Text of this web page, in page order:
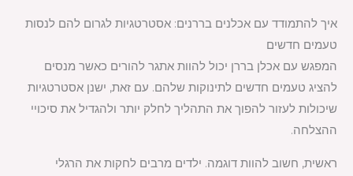
איך להתמודד עם אכלנים בררנים: אסטרטגיות לגרום להם לנסות
טעמים חדשים
המפגש עם אכלן בררן יכול להוות אתגר להורים כאשר מנסים
להציג טעמים חדשים לתינוקות שלהם. עם זאת, ישנן אסטרטגיות
שיכולות לעזור להפוך את התהליך לחלק יותר ולהגדיל את סיכויי
ההצלחה.
ראשית, חשוב להוות דוגמה. ילדים מרבים לחקות את הרגלי